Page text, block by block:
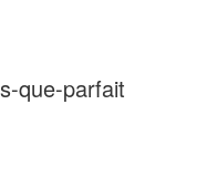
que-parfait